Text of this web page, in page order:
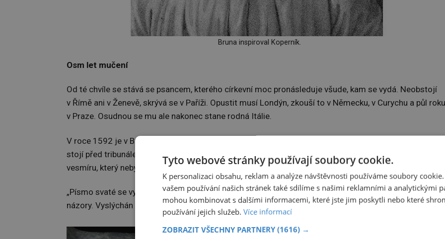
Bruna inspiroval Koperník.
Osm let mučení
Od té chvíle se stává se psancem, kterého církevní moc pronásleduje všude, kam se vydá. Neobstojí
v Římě ani v Ženevě, skrývá se v Paříži. Opustit musí Londýn, zkouší to v Německu, v Curychu a půl
v Praze. Osudnou se mu ale nakonec stane rodná Itálie.
V roce 1592 je v Benátkách udán svým žákem
stojí před tribunálem v Římě. Má odvolat osm svých kacířských tvrzení včetně těch o nekonečném
vesmíru, který nebyl stvořen Bohem.
„Písmo svaté se vyjadřuje jazykem, který je přístupný věřícím, a neobrací se k vědcům,“ brání Bruno
názory. Vyslýchán a mučen bude dlouhých osm let.
Tyto webové stránky používají soubory cookie.
K personalizaci obsahu, reklam a analýze návštěvnosti používáme soubory
vašem používání našich stránek také sdílíme s našimi reklamními a analytickými
mohou kombinovat s dalšími informacemi, které jste jim poskytli nebo které
používání jejich služeb. Více informací
ZOBRAZIT VŠECHNY PARTNERY (1616) →